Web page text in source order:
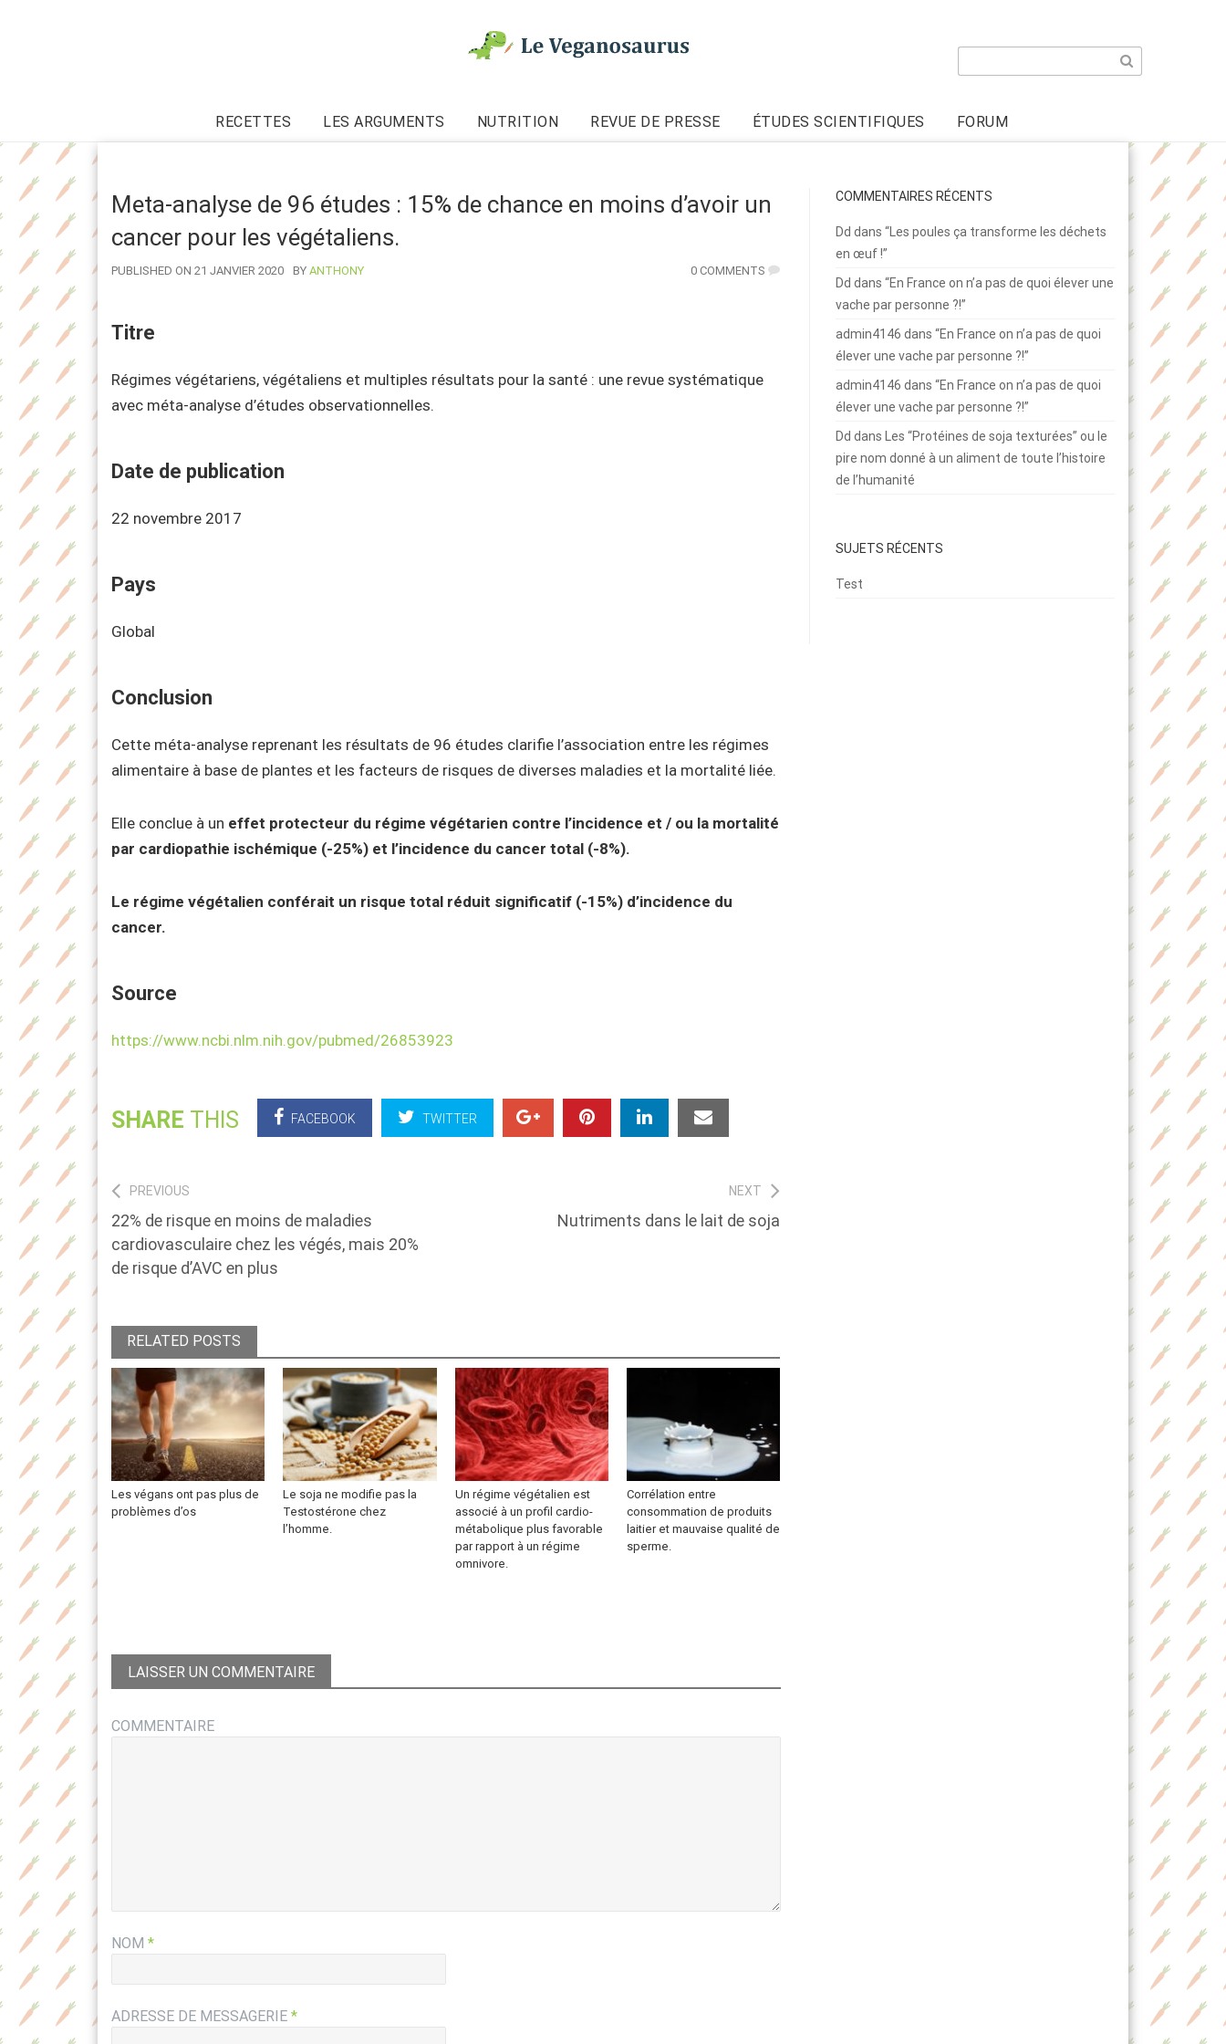
for:
RECETTES LES ARGUMENTS NUTRITION REVUE DE PRESSE ÉTUDES SCIENTIFIQUES FORUM
Meta-analyse de 96 études : 15% de chance en moins d’avoir un
cancer pour les végétaliens.
PUBLISHED ON 21 JANVIER 2020 BYAUTHOR
ANTHONY 0 COMMENTS
Titre
Régimes végétariens, végétaliens et multiples résultats pour la santé : une revue systématique
avec méta-analyse d’études observationnelles.
Date de publication
22 novembre 2017
Pays
Global
Conclusion
Cette méta-analyse reprenant les résultats de 96 études clarifie l’association entre les régimes
alimentaire à base de plantes et les facteurs de risques de diverses maladies et la mortalité liée.
Elle conclue à un effet protecteur du régime végétarien contre l’incidence et / ou la mortalité
par cardiopathie ischémique (-25%) et l’incidence du cancer total (-8%).
Le régime végétalien conférait un risque total réduit significatif (-15%) d’incidence du
cancer.
Source
https://www.ncbi.nlm.nih.gov/pubmed/26853923
SHARE THIS FACEBOOK TWITTER
Navigation
de
l’article
PREVIOUS
Previous
post:
22% de risque en moins de maladies
cardiovasculaire chez les végés, mais 20%
de risque d’AVC en plus
NEXT
Next
Nutriments dans le lait de soja
RELATED POSTS
Les végans ont pas plus de
problèmes d’os
Le soja ne modifie pas la
Testostérone chez
l’homme.
Un régime végétalien est
associé à un profil cardio-
métabolique plus favorable
par rapport à un régime
omnivore.
Corrélation entre
consommation de produits
laitier et mauvaise qualité de
sperme.
LAISSER UN COMMENTAIRE
COMMENTAIRE
NOM *
ADRESSE DE MESSAGERIE *
COMMENTAIRES RÉCENTS
Dd dans“Les poules ça transforme les déchets
en œuf !”
Dd dans“En France on n’a pas de quoi élever une
vache par personne ?!”
admin4146 dans“En France on n’a pas de quoi
élever une vache par personne ?!”
admin4146 dans“En France on n’a pas de quoi
élever une vache par personne ?!”
Dd dans
Les “Protéines de soja texturées” ou le
pire nom donné à un aliment de toute l’histoire
de l’humanité
SUJETS RÉCENTS
Test